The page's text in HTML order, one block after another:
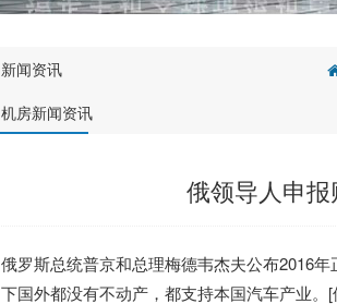
新闻资讯
机房新闻资讯
俄领导人申
俄罗斯总统普京和总理梅德韦杰夫公布2016
下国外都没有不动产，都支持本国汽车产业。[